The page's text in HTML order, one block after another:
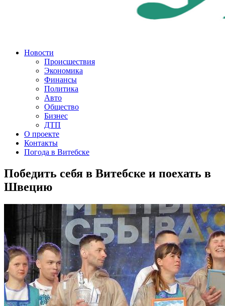
Новости
Происшествия
Экономика
Финансы
Политика
Авто
Общество
Бизнес
ДТП
О проекте
Контакты
Погода в Витебске
Победить себя в Витебске и поехать в
Швецию